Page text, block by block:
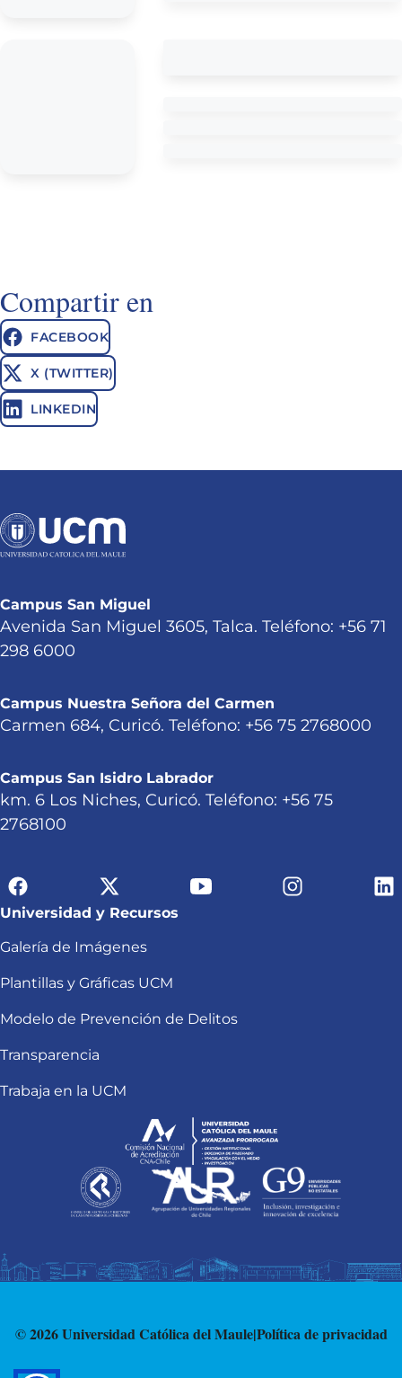
Compartir en
FACEBOOK
X (TWITTER)
LINKEDIN
Campus San Miguel
Avenida San Miguel 3605, Talca. Teléfono: +56 71
298 6000
Campus Nuestra Señora del Carmen
Carmen 684, Curicó. Teléfono: +56 75 2768000
Campus San Isidro Labrador
km. 6 Los Niches, Curicó. Teléfono: +56 75
2768100
Universidad y Recursos
Galería de Imágenes
Plantillas y Gráficas UCM
Modelo de Prevención de Delitos
Transparencia
Trabaja en la UCM
© 2026 Universidad Católica del Maule|Política de privacidad